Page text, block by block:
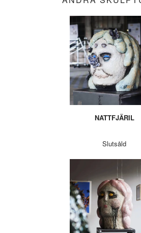
NATTFJÄRIL
Slutsåld